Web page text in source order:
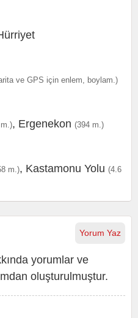
ve GPS için enlem, boylam.)
, Ergenekon (394 m.)
m.), Kastamonu Yolu (4.6
Yorum Yaz
yorumlar ve
oluşturulmuştur.